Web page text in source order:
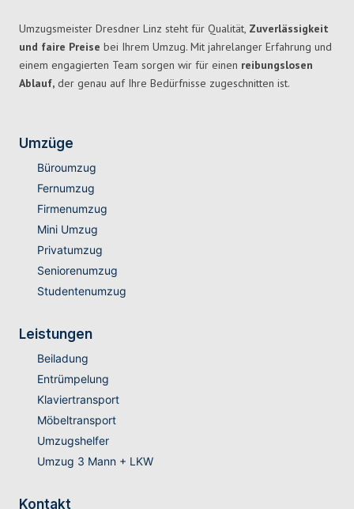
Umzugsmeister Dresdner Linz steht für Qualität, Zuverlässigkeit
und faire Preise bei Ihrem Umzug. Mit jahrelanger Erfahrung und
einem engagierten Team sorgen wir für einen reibungslosen
Ablauf, der genau auf Ihre Bedürfnisse zugeschnitten ist.
Umzüge
Büroumzug
Fernumzug
Firmenumzug
Mini Umzug
Privatumzug
Seniorenumzug
Studentenumzug
Leistungen
Beiladung
Entrümpelung
Klaviertransport
Möbeltransport
Umzugshelfer
Umzug 3 Mann + LKW
Kontakt